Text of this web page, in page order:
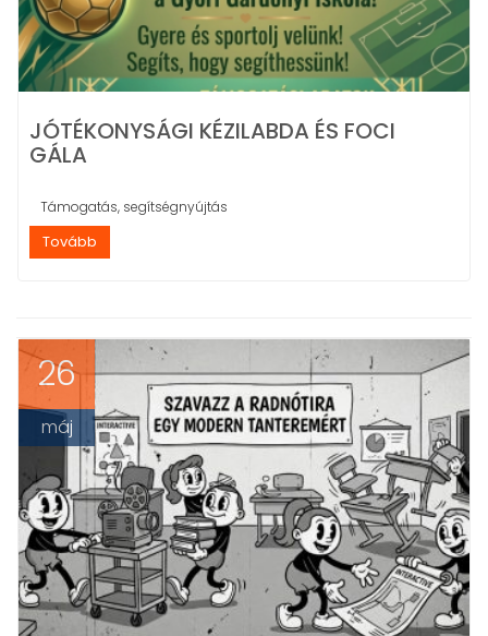
JÓTÉKONYSÁGI KÉZILABDA ÉS FOCI
GÁLA
Támogatás, segítségnyújtás
Tovább
26
máj